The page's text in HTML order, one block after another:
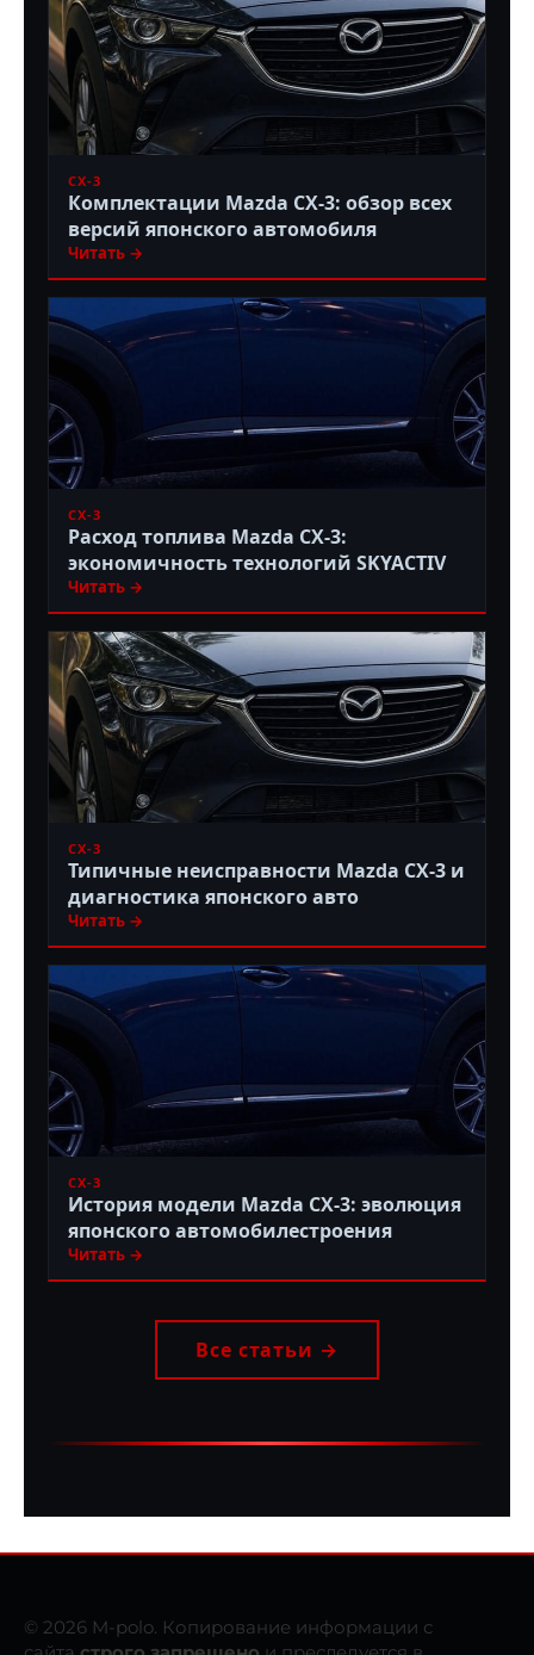
CX-3
Комплектации Mazda CX-3: обзор всех
версий японского автомобиля
Читать →
CX-3
Расход топлива Mazda CX-3:
экономичность технологий SKYACTIV
Читать →
CX-3
Типичные неисправности Mazda CX-3 и
диагностика японского авто
Читать →
CX-3
История модели Mazda CX-3: эволюция
японского автомобилестроения
Читать →
Все статьи →
© 2026 M-polo. Копирование информации с